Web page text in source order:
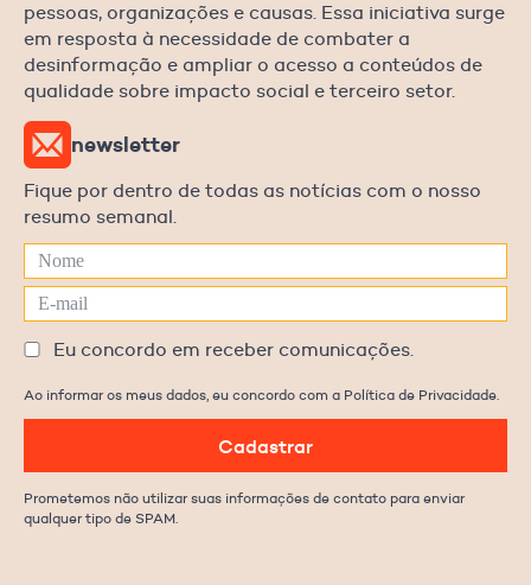
pessoas, organizações e causas. Essa iniciativa surge
em resposta à necessidade de combater a
desinformação e ampliar o acesso a conteúdos de
qualidade sobre impacto social e terceiro setor.
newsletter
Fique por dentro de todas as notícias com o nosso
resumo semanal.
Eu concordo em receber comunicações.
Ao informar os meus dados, eu concordo com a Política de Privacidade.
Cadastrar
Prometemos não utilizar suas informações de contato para enviar
qualquer tipo de SPAM.